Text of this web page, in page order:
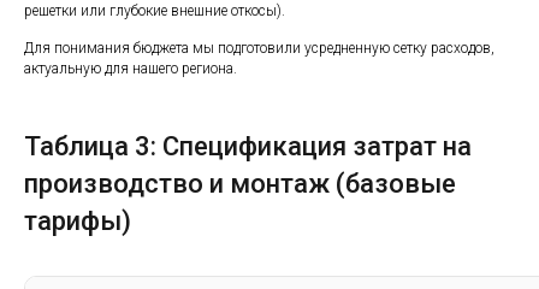
решетки или глубокие внешние откосы).
Для понимания бюджета мы подготовили усредненную сетку расходов,
актуальную для нашего региона.
Таблица 3: Спецификация затрат на
производство и монтаж (базовые
тарифы)